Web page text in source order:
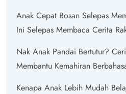
Anak Cepat Bosan Selepas
Ini Selepas Membaca Cerita
Nak Anak Pandai Bertutur?
Membantu Kemahiran
Kenapa Anak Lebih Mudah